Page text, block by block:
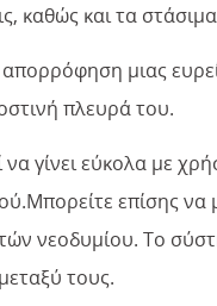
καθώς και τα
μιας
πλευρά του.
γίνει εύκολα με
επίσης
νεοδυμίου. Το
τους.